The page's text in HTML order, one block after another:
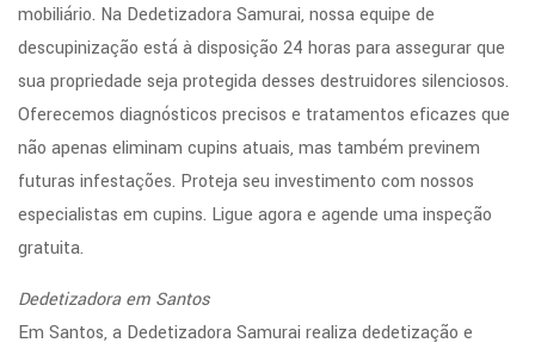
mobiliário. Na Dedetizadora Samurai, nossa equipe de
descupinização está à disposição 24 horas para assegurar que
sua propriedade seja protegida desses destruidores silenciosos.
Oferecemos diagnósticos precisos e tratamentos eficazes que
não apenas eliminam cupins atuais, mas também previnem
futuras infestações. Proteja seu investimento com nossos
especialistas em cupins. Ligue agora e agende uma inspeção
gratuita.
Dedetizadora em Santos
Em Santos, a Dedetizadora Samurai realiza dedetização e